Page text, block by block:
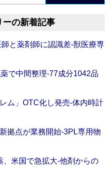
ーの新着記事
と薬剤師に認識差‐獣医療専
で中間整理‐77成分1042品
ム」OTC化し発売‐体内時計
拠点が業務開始‐3PL専用物
、米国で急拡大‐他剤からの